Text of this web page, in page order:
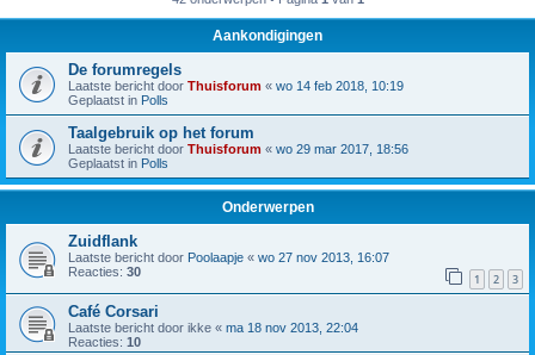
Aankondigingen
De forumregels
Laatste bericht door Thuisforum « wo 14 feb 2018, 10:19
Geplaatst in Polls
Taalgebruik op het forum
Laatste bericht door Thuisforum « wo 29 mar 2017, 18:56
Geplaatst in Polls
Onderwerpen
Zuidflank
Laatste bericht door Poolaapje « wo 27 nov 2013, 16:07
Reacties: 30 1 2 3
Café Corsari
Laatste bericht door ikke « ma 18 nov 2013, 22:04
Reacties: 10